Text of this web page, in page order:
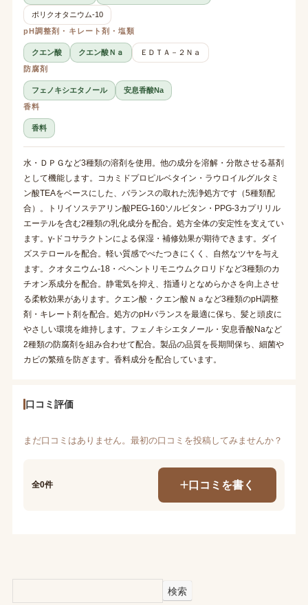
ポリクオタニウム-10
pH調整剤・キレート剤・塩類
クエン酸 クエン酸Ｎａ
ＥＤＴＡ－２Ｎａ
防腐剤
フェノキシエタノール
安息香酸Na
香料
香料
水・ＤＰＧなど3種類の溶剤を使用。他の成分を溶解・分散させる基剤
として機能します。コカミドプロピルベタイン・ラウロイルグルタミ
ン酸TEAをベースにした、バランスの取れた洗浄処方です（5種類配
合）。トリイソステアリン酸PEG-160ソルビタン・PPG-3カプリリル
エーテルを含む2種類の乳化成分を配合。処方全体の安定性を支えてい
ます。γ-ドコサラクトンによる保湿・補修効果が期待できます。ダイ
ズステロールを配合。軽い質感でべたつきにくく、自然なツヤを与え
ます。クオタニウム-18・ベヘントリモニウムクロリドなど3種類のカ
チオン系成分を配合。静電気を抑え、指通りとなめらかさを向上させ
る柔軟効果があります。クエン酸・クエン酸Ｎａなど3種類のpH調整
剤・キレート剤を配合。処方のpHバランスを最適に保ち、髪と頭皮に
やさしい環境を維持します。フェノキシエタノール・安息香酸Naなど
2種類の防腐剤を組み合わせて配合。製品の品質を長期間保ち、細菌や
カビの繁殖を防ぎます。香料成分を配合しています。
口コミ評価
まだ口コミはありません。最初の口コミを投稿してみませんか？
全0件 口コミを書く
検索